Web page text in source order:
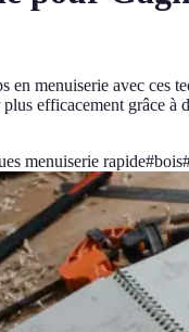
en menuiserie avec ces
efficacement grâce à
menuiserie rapide#bois